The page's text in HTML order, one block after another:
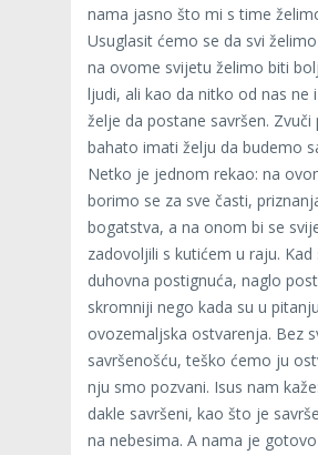
nama jasno što mi s time
Usuglasit ćemo se da svi
na ovome svijetu želimo biti
ljudi, ali kao da nitko od nas ne
želje da postane savršen. Zvuči
bahato imati želju da budemo
Netko je jednom rekao: na
borimo se za sve časti,
bogatstva, a na onom bi se
zadovoljili s kutićem u raju. Kad
duhovna postignuća, naglo
skromniji nego kada su u pitanju
ovozemaljska ostvarenja. Bez
savršenošću, teško ćemo ju
nju smo pozvani. Isus nam
dakle savršeni, kao što je
na nebesima. A nama je